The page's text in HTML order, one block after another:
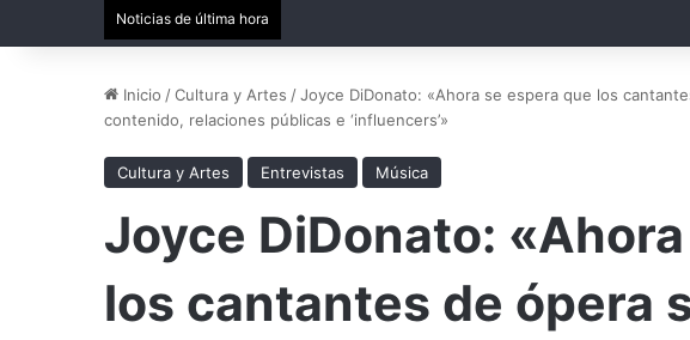
Noticias de última hora
Inicio /Cultura y Artes /Joyce DiDonato: «Ahora se espera que los
contenido, relaciones públicas e ‘influencers’»
Cultura y Artes Entrevistas Música
Joyce DiDonato:
los cantantes de ópera